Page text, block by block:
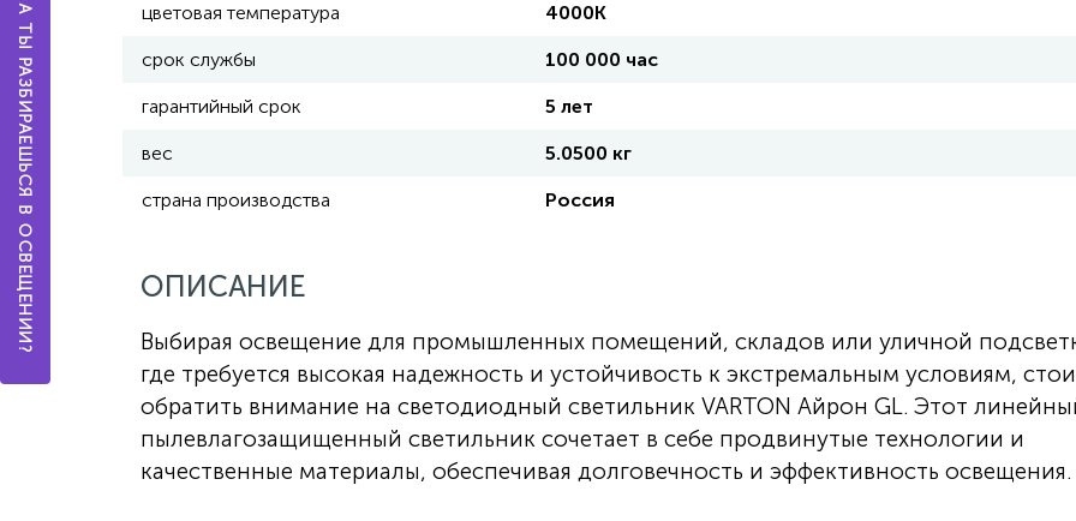
цветовая температура 4000K
срок службы 100 000 час
гарантийный срок 5 лет
вес 5.0500 кг
страна производства Россия
ОПИСАНИЕ
Выбирая освещение для промышленных помещений, складов или уличной
где требуется высокая надежность и устойчивость к экстремальным условиям,
обратить внимание на светодиодный светильник VARTON Айрон GL. Этот
пылевлагозащищенный светильник сочетает в себе продвинутые технологии и
качественные материалы, обеспечивая долговечность и эффективность освещения.
А ТЫ РАЗБИРАЕШЬСЯ В ОСВЕЩЕНИИ?